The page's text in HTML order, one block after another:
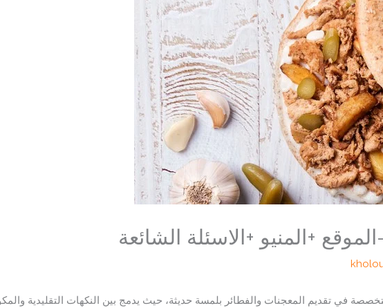
+المنيو +الاسئلة الشائعة
في تقديم المعجنات والفطائر بلمسة حديثة، حيث يدمج بين النكهات التقليدية